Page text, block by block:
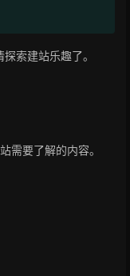
索建站乐趣了。
需要了解的内容。